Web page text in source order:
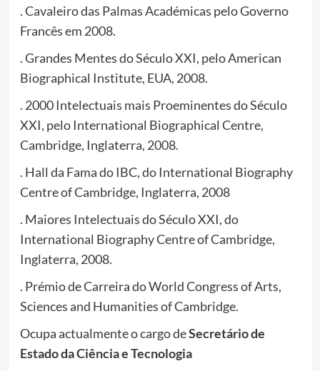
. Cavaleiro das Palmas Académicas pelo Governo
Francês em 2008.
. Grandes Mentes do Século XXI, pelo American
Biographical Institute, EUA, 2008.
. 2000 Intelectuais mais Proeminentes do Século
XXI, pelo International Biographical Centre,
Cambridge, Inglaterra, 2008.
. Hall da Fama do IBC, do International Biography
Centre of Cambridge, Inglaterra, 2008
. Maiores Intelectuais do Século XXI, do
International Biography Centre of Cambridge,
Inglaterra, 2008.
. Prémio de Carreira do World Congress of Arts,
Sciences and Humanities of Cambridge.
Ocupa actualmente o cargo deSecretário de
Estado da Ciência e Tecnologia